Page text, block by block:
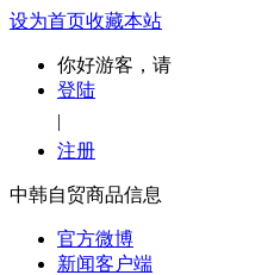
设为首页收藏本站
你好游客，请
登陆
|
注册
中韩自贸商品信息
官方微博
新闻客户端